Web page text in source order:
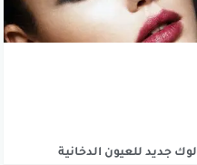
لوك جديد للعيون الدخانية